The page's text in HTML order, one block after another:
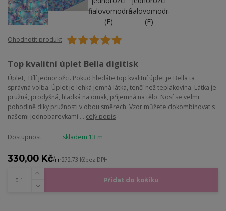
Ohodnotit produkt
Top kvalitní úplet Bella digitisk
Úplet, Bílí jednorožci. Pokud hledáte top kvalitní úplet je Bella ta
správná volba. Úplet je lehká jemná látka, tenčí než teplákovina. Látka je
pružná, prodyšná, hladká na omak, příjemná na tělo. Nosí se velmi
pohodlně díky pružnosti v obou směrech. Vzor můžete dokombinovat s
našemi jednobarevkami ... celý popis
Dostupnost skladem 13 m
330,00 Kč/m272,73 Kčbez DPH
Přidat do košíku